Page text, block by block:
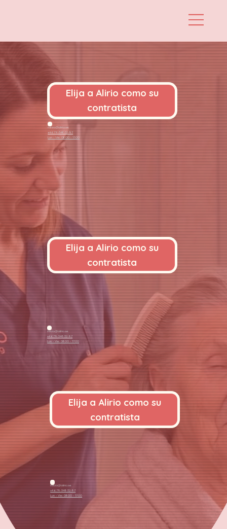
Elija a Alirio como su
contratista
mirza@alirio.se
+4679-348-32-97
Lun - Vie: 08:00 - 17:00
Elija a Alirio como su
contratista
mirza@alirio.se
+4679-348-32-97
Lun - Vie: 08:00 - 17:00
Elija a Alirio como su
contratista
mirza@alirio.se
+4679-348-32-97
Lun - Vie: 08:00 - 17:00